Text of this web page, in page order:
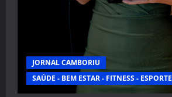
JORNAL CAMBORIU
SAÚDE - BEM ESTAR - FITNESS - ESPORTE